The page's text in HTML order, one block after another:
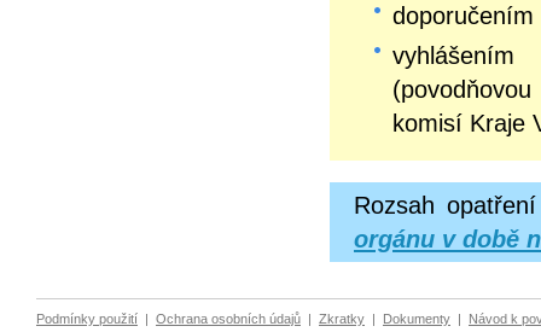
komisí Kraje
Rozsah
orgánu v době
Podmínky použití | Ochrana osobních údajů | Zkratky | Dokumenty | Návod k